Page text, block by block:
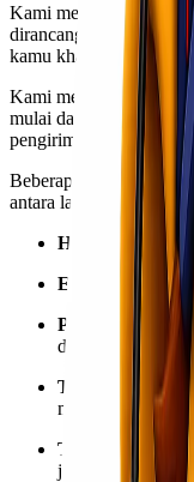
Kami menyediakan
dirancang untuk
kamu khawatir soal
Kami memiliki berbagai
mulai dari pengiriman
pengiriman dalam
Beberapa keunggulan
antara lain:
Harga kompetitif
Estimasi
Pengemasan
di tujuan.
Tracking
memantau
Tim operasional
jenis barang.